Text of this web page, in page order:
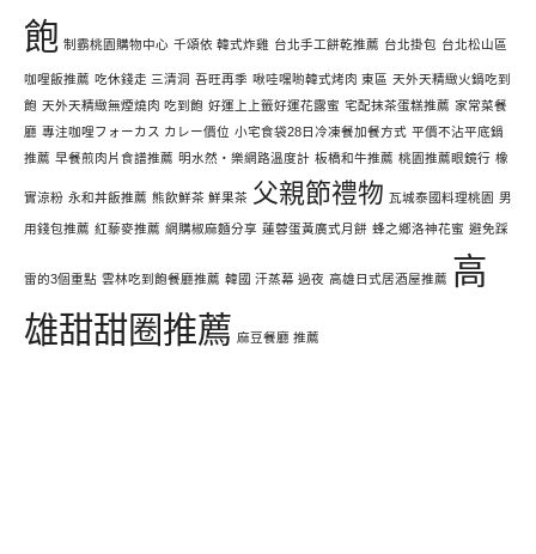
飽 制霸桃園購物中心 千頌依 韓式炸雞 台北手工餅乾推薦 台北掛包 台北松山區
咖哩飯推薦 吃休錢走 三清洞 吾旺再季 啾哇嘿喲韓式烤肉 東區 天外天精緻火鍋吃到
飽 天外天精緻無煙燒肉 吃到飽 好運上上籤好運花露蜜 宅配抹茶蛋糕推薦 家常菜餐
廳 專注咖哩フォーカス カレー價位 小宅食袋28日冷凍餐加餐方式 平價不沾平底鍋
推薦 早餐煎肉片食譜推薦 明水然・樂網路溫度計 板橋和牛推薦 桃園推薦眼鏡行 橡
實涼粉 永和丼飯推薦 熊飲鮮茶 鮮果茶 父親節禮物 瓦城泰國料理桃園 男
用錢包推薦 紅藜麥推薦 網購椒麻麵分享 蓮蓉蛋黃廣式月餅 蜂之鄉洛神花蜜 避免踩
雷的3個重點 雲林吃到飽餐廳推薦 韓國 汗蒸幕 過夜 高雄日式居酒屋推薦 高
雄甜甜圈推薦 麻豆餐廳 推薦